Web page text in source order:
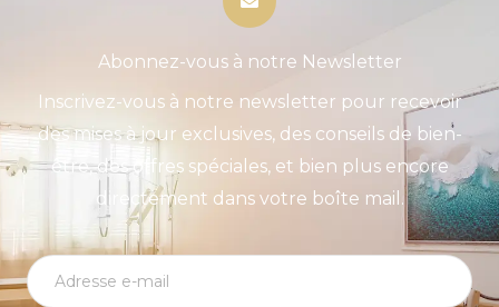
Abonnez-vous à notre Newsletter
Inscrivez-vous à notre newsletter pour recevoir
des mises à jour exclusives, des conseils de bien-
être, des offres spéciales, et bien plus encore
directement dans votre boîte mail.